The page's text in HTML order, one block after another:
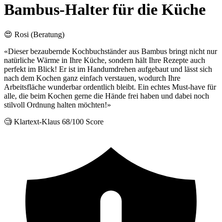
Bambus-Halter für die Küche
😍 Rosi (Beratung)
«Dieser bezaubernde Kochbuchständer aus Bambus bringt nicht nur
natürliche Wärme in Ihre Küche, sondern hält Ihre Rezepte auch
perfekt im Blick! Er ist im Handumdrehen aufgebaut und lässt sich
nach dem Kochen ganz einfach verstauen, wodurch Ihre
Arbeitsfläche wunderbar ordentlich bleibt. Ein echtes Must-have für
alle, die beim Kochen gerne die Hände frei haben und dabei noch
stilvoll Ordnung halten möchten!»
🧐 Klartext-Klaus 68/100 Score